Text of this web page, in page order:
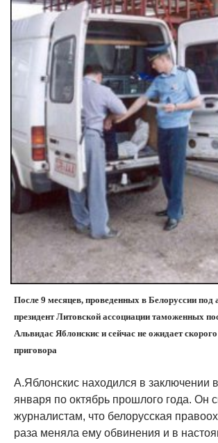
После 9 месяцев, проведенных в Белоруссии под
президент Литовской ассоциации таможенных
Альвидас Яблонскис и сейчас не ожидает
приговора
А.Яблонскис находился в заключении
января по октябрь прошлого года. Он
журналистам, что белорусская
раза меняла ему обвинения и в